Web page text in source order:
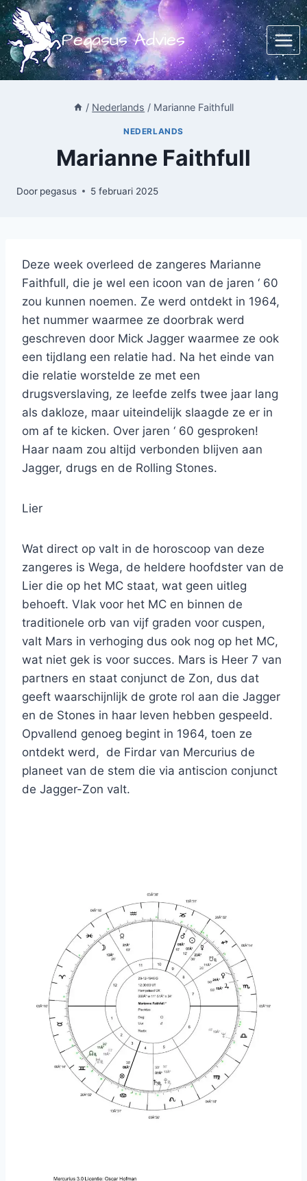
Doorgaan
naar
inhoud
Pegasus Advies
/ Nederlands / Marianne Faithfull
NEDERLANDS
Marianne Faithfull
Door pegasus 5 februari 2025
Deze week overleed de zangeres Marianne
Faithfull, die je wel een icoon van de jaren ‘ 60
zou kunnen noemen. Ze werd ontdekt in 1964,
het nummer waarmee ze doorbrak werd
geschreven door Mick Jagger waarmee ze ook
een tijdlang een relatie had. Na het einde van
die relatie worstelde ze met een
drugsverslaving, ze leefde zelfs twee jaar lang
als dakloze, maar uiteindelijk slaagde ze er in
om af te kicken. Over jaren ‘ 60 gesproken!
Haar naam zou altijd verbonden blijven aan
Jagger, drugs en de Rolling Stones.
Lier
Wat direct op valt in de horoscoop van deze
zangeres is Wega, de heldere hoofdster van de
Lier die op het MC staat, wat geen uitleg
behoeft. Vlak voor het MC en binnen de
traditionele orb van vijf graden voor cuspen,
valt Mars in verhoging dus ook nog op het MC,
wat niet gek is voor succes. Mars is Heer 7 van
partners en staat conjunct de Zon, dus dat
geeft waarschijnlijk de grote rol aan die Jagger
en de Stones in haar leven hebben gespeeld.
Opvallend genoeg begint in 1964, toen ze
ontdekt werd, de Firdar van Mercurius de
planeet van de stem die via antiscion conjunct
de Jagger-Zon valt.